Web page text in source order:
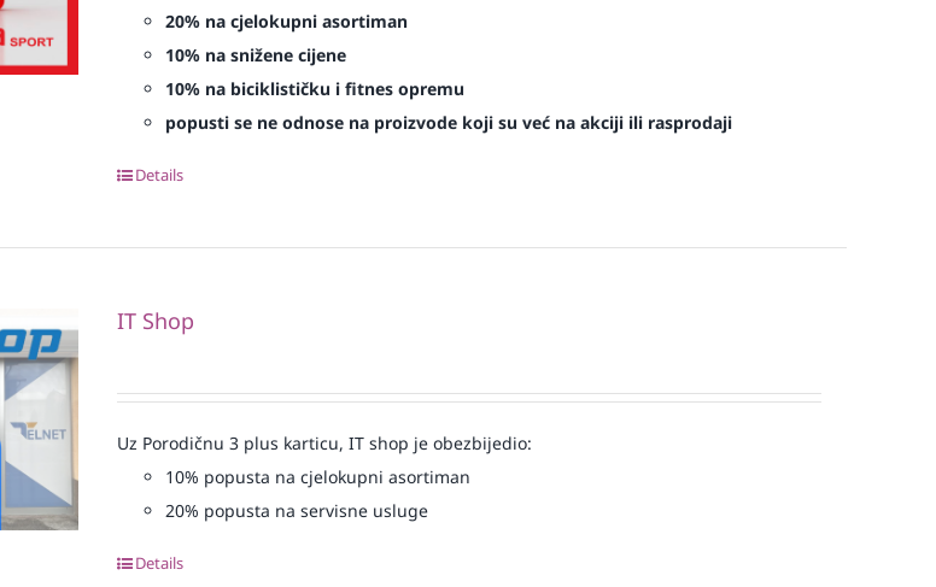
20% na cjelokupni asortiman
10% na snižene cijene
10% na biciklističku i fitnes opremu
popusti se ne odnose na proizvode koji su već na akciji ili rasprodaji
Details
IT Shop
Uz Porodičnu 3 plus karticu, IT shop je obezbijedio:
10% popusta na cjelokupni asortiman
20% popusta na servisne usluge
Details